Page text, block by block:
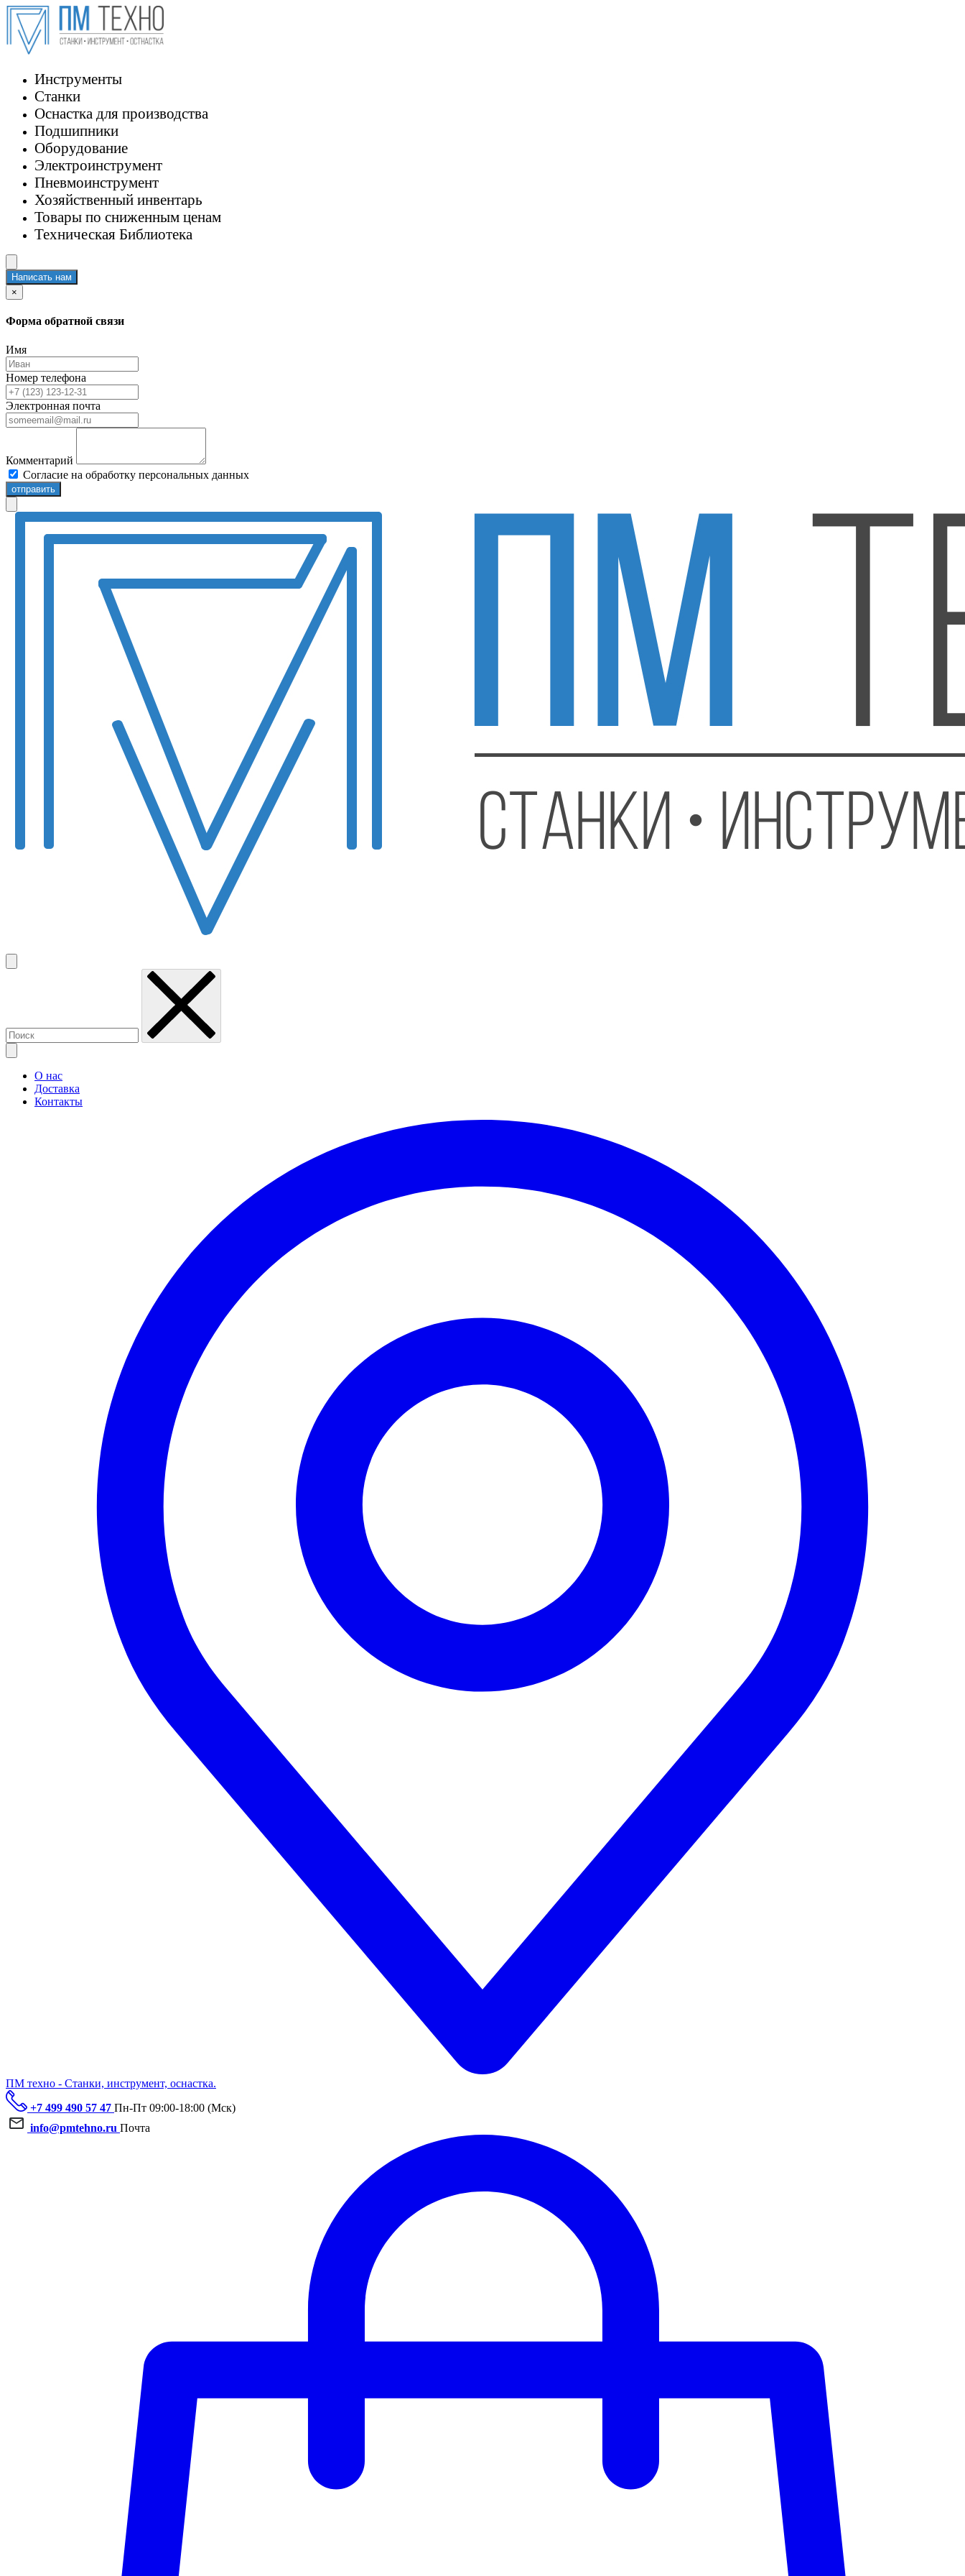
Инструменты
Станки
Оснастка для производства
Подшипники
Оборудование
Электроинструмент
Пневмоинструмент
Хозяйственный инвентарь
Товары по сниженным ценам
Техническая Библиотека
Написать нам
×
Форма обратной связи
Имя
Номер телефона
Электронная почта
Комментарий
Согласие на обработку персональных данных
отправить
О нас
Доставка
Контакты
ПМ техно - Станки, инструмент, оснастка.
+7 499 490 57 47 Пн-Пт 09:00-18:00 (Мск)
info@pmtehno.ru Почта